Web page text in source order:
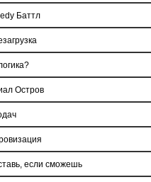
Баттл
Остров
если сможешь